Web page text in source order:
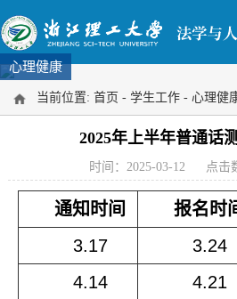
心理健康
当前位置: 首页 - 学生工作 - 心理健
2025年上半年普通话
时间：2025-03-12 点击
通知时间 报名时
3.17
3.24
4.14
4.21